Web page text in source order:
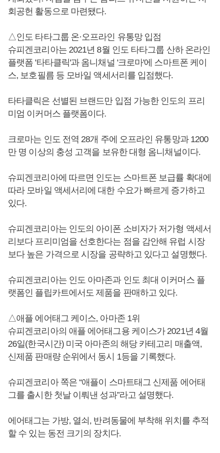
회공헌 활동으로 마련됐다.
△인도 타타그룹 온·오프라인 유통망 입점
슈피겐코리아는 2021년 8월 인도 타타그룹 산하 온라인
플랫폼 '타타클릭'과 옴니채널 '크로마'에 스마트폰 케이
스, 보호필름 등 모바일 액세서리를 입점했다.
타타클릭은 선별된 브랜드만 입점 가능한 인도의 프리
미엄 이커머스 플랫폼이다.
크로마는 인도 전역 28개 주에 오프라인 유통망과 1200
만 명 이상의 충성 고객을 보유한 대형 옴니채널이다.
슈피겐코리아에 따르면 인도는 스마트폰 보급률 확대에
따라 모바일 액세서리에 대한 수요가 빠르게 증가하고
있다.
슈피겐코리아는 인도의 아이폰 소비자가 저가형 액세서
리보다 프리미엄을 선호한다는 점을 감안해 유럽 시장
보다 높은 가격으로 시장을 공략하고 있다고 설명했다.
슈피겐코리아는 인도 아마존과 인도 최대 이커머스 플
랫폼인 플립카트에서도 제품을 판매하고 있다.
△애플 에어태그 케이스, 아마존 1위
슈피겐코리아의 애플 에어태그용 케이스가 2021년 4월
26일(한국시간) 미국 아마존의 해당 카테고리 매출액,
신제품 판매량 순위에서 동시 1등을 기록했다.
슈피겐코리아 쪽은 “애플이 스마트태그 신제품 에어태
그를 출시한 첫날 이뤄낸 성과”라고 설명했다.
에어태그는 가방, 열쇠, 반려동물에 부착해 위치를 추적
할 수 있는 동전 크기의 장치다.